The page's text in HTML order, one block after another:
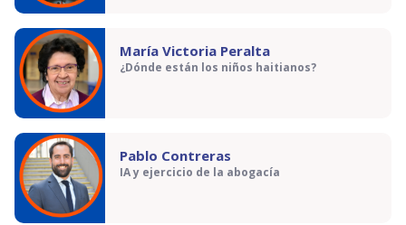
María Victoria Peralta
¿Dónde están los niños haitianos?
Pablo Contreras
IA y ejercicio de la abogacía